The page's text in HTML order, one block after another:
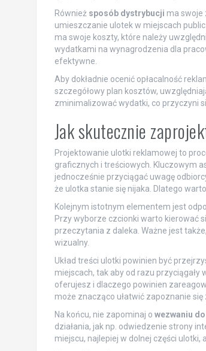
Również sposób dystrybucji ma swoje
umieszczanie ulotek w miejscach
ma swoje koszty, które należy
wydatkami na wynagrodzenia dla
efektywne.
Aby dokładnie ocenić opłacalność
szczegółowy plan kosztów,
zminimalizować wydatki, co przyczyni
Jak skutecznie
Projektowanie ulotki reklamowej to
graficznych i treściowych. Kluczowym
jednocześnie przyciągać uwagę
że ulotka stanie się nijaka. Dlatego
Kolejnym istotnym elementem jest
Przy wyborze czcionki warto kierować
przeczytania z daleka. Ważne jest
wizualny.
Układ treści ulotki powinien być
miejscach, tak aby od razu przyciągały
oferujesz i dlaczego powinien
może znacząco ułatwić zapoznanie się
Na końcu, nie zapominaj o wezwaniu
działania, jak np. odwiedzenie strony
miejscu, najlepiej w dolnej części